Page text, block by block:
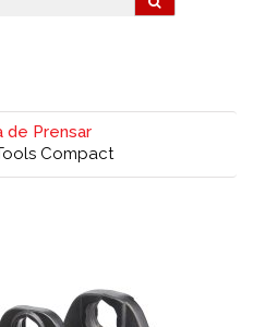
de Prensar
Compact